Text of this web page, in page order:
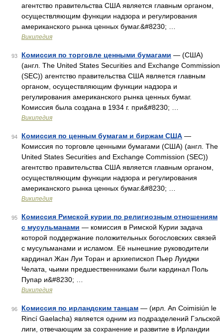
агентство правительства США является главным органом,
осуществляющим функции надзора и регулирования
американского рынка ценных бумаг.&#8230; …
Википедия
93 Комиссия по торговле ценными бумагами — (США)
(англ. The United States Securities and Exchange Commission
(SEC)) агентство правительства США является главным
органом, осуществляющим функции надзора и
регулирования американского рынка ценных бумаг.
Комиссия была создана в 1934 г. при&#8230; …
Википедия
94 Комиссия по ценным бумагам и биржам США —
Комиссия по торговле ценными бумагами (США) (англ. The
United States Securities and Exchange Commission (SEC))
агентство правительства США является главным органом,
осуществляющим функции надзора и регулирования
американского рынка ценных бумаг.&#8230; …
Википедия
95
Комиссия Римской курии по религиозным отношениям
с мусульманами — комиссия в Римской Курии задача
которой поддержание положительных богословских связей
с мусульманами и исламом. Её нынешние руководители
кардинал Жан Луи Торан и архиепископ Пьер Луиджи
Челата, чьими предшественниками были кардинал Поль
Пупар и&#8230; …
Википедия
96 Комиссия по ирландским танцам — (ирл. An Coimisiún le
Rincí Gaelacha) является одним из подразделений Гэльской
лиги, отвечающим за сохранение и развитие в Ирландии